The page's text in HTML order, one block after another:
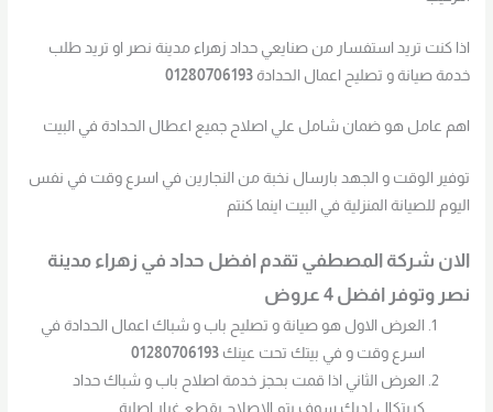
اذا كنت تريد استفسار من صنايعي حداد زهراء مدينة نصر او تريد طلب
خدمة صيانة و تصليح اعمال الحدادة01280706193
اهم عامل هو ضمان شامل علي اصلاح جميع اعطال الحدادة في البيت
توفير الوقت و الجهد بارسال نخبة من النجارين في اسرع وقت في نفس
اليوم للصيانة المنزلية في البيت اينما كنتم
الان شركة المصطفي تقدم افضل حداد في زهراء مدينة
نصر وتوفر افضل 4 عروض
العرض الاول هو صيانة و تصليح باب و شباك اعمال الحدادة في
اسرع وقت و في بيتك تحت عينك01280706193
العرض الثاني اذا قمت بحجز خدمة اصلاح باب و شباك حداد
كريتكال لديك سوف يتم الاصلاح بقطع غيار اصلية